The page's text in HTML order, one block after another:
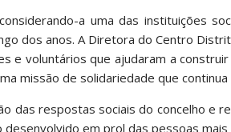
a uma das instituições
dos anos. A Diretora do Centro
e voluntários que ajudaram a
missão de solidariedade que continua
das respostas sociais do concelho e
em prol das pessoas mais